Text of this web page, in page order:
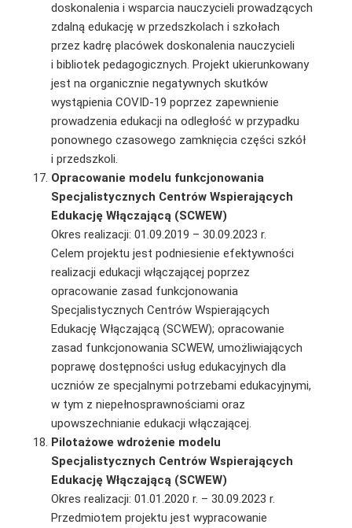
doskonalenia i wsparcia nauczycieli prowadzących
zdalną edukację w przedszkolach i szkołach
przez kadrę placówek doskonalenia nauczycieli
i bibliotek pedagogicznych. Projekt ukierunkowany
jest na organicznie negatywnych skutków
wystąpienia COVID-19 poprzez zapewnienie
prowadzenia edukacji na odległość w przypadku
ponownego czasowego zamknięcia części szkół
i przedszkoli.
Opracowanie modelu funkcjonowania
Specjalistycznych Centrów Wspierających
Edukację Włączającą (SCWEW)
Okres realizacji: 01.09.2019 – 30.09.2023 r.
Celem projektu jest podniesienie efektywności
realizacji edukacji włączającej poprzez
opracowanie zasad funkcjonowania
Specjalistycznych Centrów Wspierających
Edukację Włączającą (SCWEW); opracowanie
zasad funkcjonowania SCWEW, umożliwiających
poprawę dostępności usług edukacyjnych dla
uczniów ze specjalnymi potrzebami edukacyjnymi,
w tym z niepełnosprawnościami oraz
upowszechnianie edukacji włączającej.
Pilotażowe wdrożenie modelu
Specjalistycznych Centrów Wspierających
Edukację Włączającą (SCWEW)
Okres realizacji: 01.01.2020 r. – 30.09.2023 r.
Przedmiotem projektu jest wypracowanie